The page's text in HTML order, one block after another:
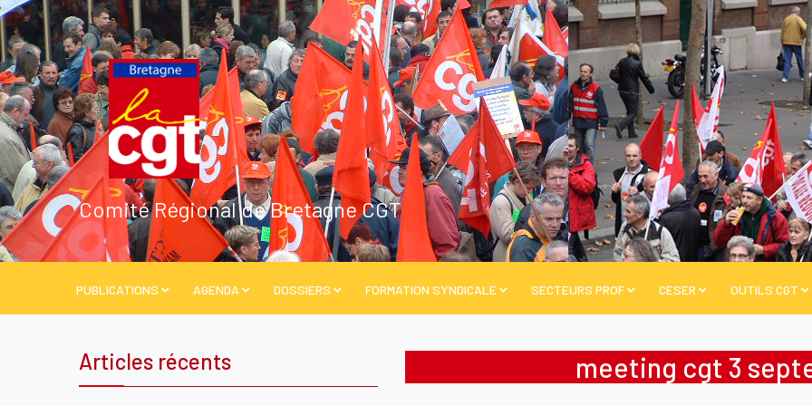
Comité Régional de Bretagne CGT
PUBLICATIONS AGENDA DOSSIERS FORMATION SYNDICALE SECTEURS PROF CESER OUTILS CGT
meeting cgt 3
Articles récents